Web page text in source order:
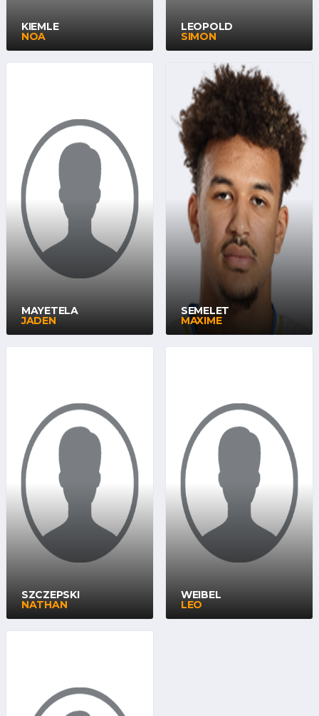
KIEMLE
NOA
LEOPOLD
SIMON
MAYETELA
JADEN
SEMELET
MAXIME
SZCZEPSKI
NATHAN
WEIBEL
LEO